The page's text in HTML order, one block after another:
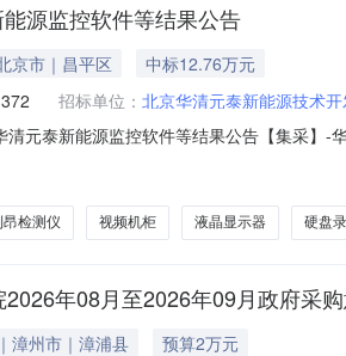
源监控软件等结果公告
京市｜昌平区
中标12.76万元
招标单位： 北京华清元泰新能源技术
清元泰新能源监控软件等结果公告【集采】
昂检测仪 视频机柜 液晶显示器 硬盘
年08月至2026年09月政府采
漳州市｜漳浦县
预算2万元